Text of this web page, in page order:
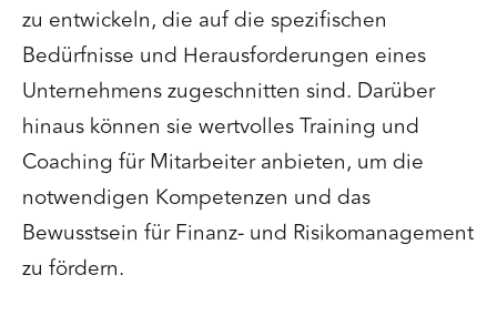
zu entwickeln, die auf die spezifischen
Bedürfnisse und Herausforderungen eines
Unternehmens zugeschnitten sind. Darüber
hinaus können sie wertvolles Training und
Coaching für Mitarbeiter anbieten, um die
notwendigen Kompetenzen und das
Bewusstsein für Finanz- und Risikomanagement
zu fördern.